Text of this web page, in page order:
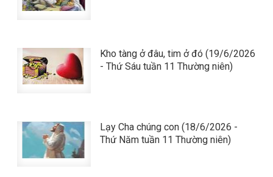
Kho tàng ở đâu, tim ở đó (19/6/2026
- Thứ Sáu tuần 11 Thường niên)
Lạy Cha chúng con (18/6/2026 -
Thứ Năm tuần 11 Thường niên)